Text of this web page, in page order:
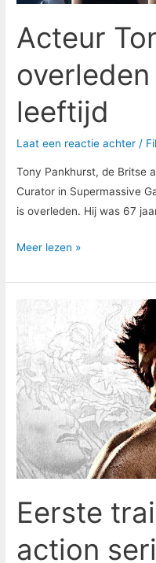
Acteur
leeftijd
Laat een reactie achter /
Tony Pankhurst, de Britse
Curator in Supermassive
is overleden. Hij was 67
Meer lezen »
Eerste
action
trailer
live-
action
serie
van
Like
a
Dragon:
verschenen